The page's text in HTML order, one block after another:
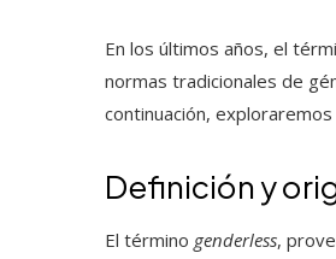
En los últimos años, el
normas tradicionales de
continuación,
Definición y
El término genderless,